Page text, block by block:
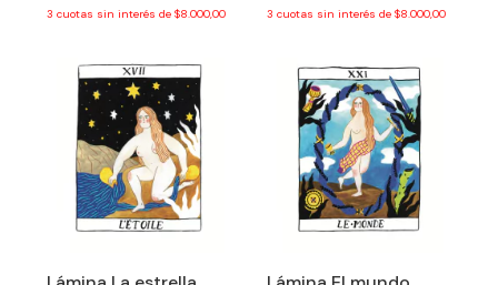
3 cuotas sin interés de $8.000,00 3 cuotas sin interés de $8.000,00